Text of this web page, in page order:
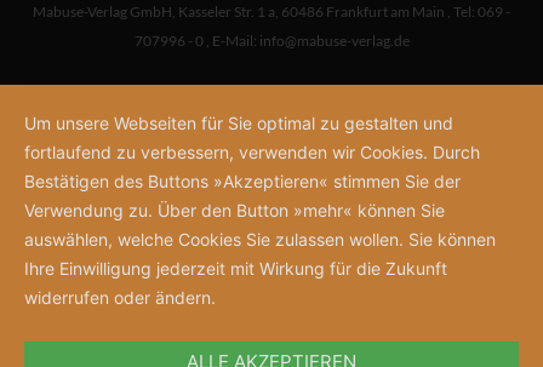
Mabuse-Verlag GmbH Kasseler Str. 1 a 60486 Frankfurt am Main Tel: 069 -
707996 - 0 E-Mail: info@mabuse-verlag.de
Um unsere Webseiten für Sie optimal zu gestalten und
fortlaufend zu verbessern, verwenden wir Cookies. Durch
Bestätigen des Buttons »Akzeptieren« stimmen Sie der
Verwendung zu. Über den Button »mehr« können Sie
auswählen, welche Cookies Sie zulassen wollen. Sie können
Ihre Einwilligung jederzeit mit Wirkung für die Zukunft
widerrufen oder ändern.
ALLE AKZEPTIEREN